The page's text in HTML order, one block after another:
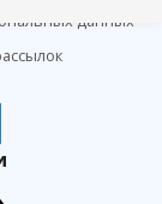
данных